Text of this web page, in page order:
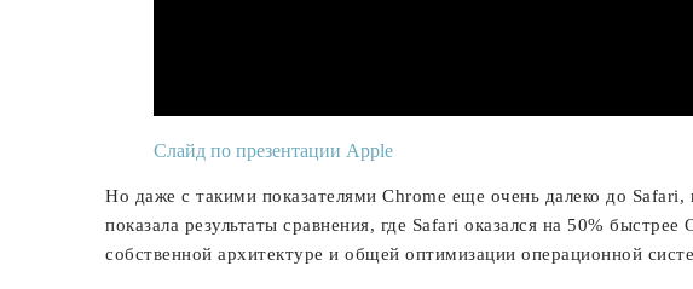
Слайд по презентации Apple
Но даже с такими показателями Chrome еще очень далеко до
показала результаты сравнения, где Safari оказался на 50%
собственной архитектуре и общей оптимизации операционной